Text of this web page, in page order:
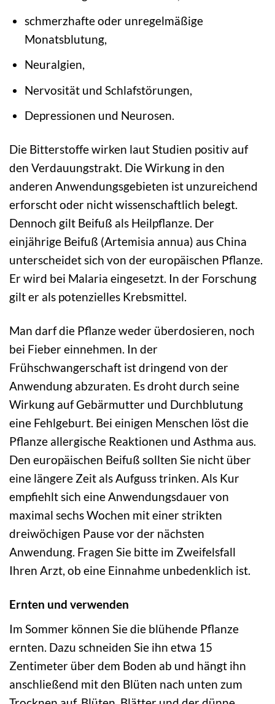
schmerzhafte oder unregelmäßige
Monatsblutung,
Neuralgien,
Nervosität und Schlafstörungen,
Depressionen und Neurosen.
Die Bitterstoffe wirken laut Studien positiv auf
den Verdauungstrakt. Die Wirkung in den
anderen Anwendungsgebieten ist unzureichend
erforscht oder nicht wissenschaftlich belegt.
Dennoch gilt Beifuß als Heilpflanze. Der
einjährige Beifuß (Artemisia annua) aus China
unterscheidet sich von der europäischen Pflanze.
Er wird bei Malaria eingesetzt. In der Forschung
gilt er als potenzielles Krebsmittel.
Man darf die Pflanze weder überdosieren, noch
bei Fieber einnehmen. In der
Frühschwangerschaft ist dringend von der
Anwendung abzuraten. Es droht durch seine
Wirkung auf Gebärmutter und Durchblutung
eine Fehlgeburt. Bei einigen Menschen löst die
Pflanze allergische Reaktionen und Asthma aus.
Den europäischen Beifuß sollten Sie nicht über
eine längere Zeit als Aufguss trinken. Als Kur
empfiehlt sich eine Anwendungsdauer von
maximal sechs Wochen mit einer strikten
dreiwöchigen Pause vor der nächsten
Anwendung. Fragen Sie bitte im Zweifelsfall
Ihren Arzt, ob eine Einnahme unbedenklich ist.
Ernten und verwenden
Im Sommer können Sie die blühende Pflanze
ernten. Dazu schneiden Sie ihn etwa 15
Zentimeter über dem Boden ab und hängt ihn
anschließend mit den Blüten nach unten zum